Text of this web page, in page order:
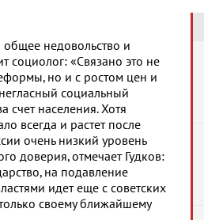
недовольство и
социолог: «Связано это не
но и с ростом цен и
социальный
счет населения. Хотя
всегда и растет после
очень низкий уровень
доверия, отмечает Гудков:
на подавление
идет еще с советских
своему ближайшему